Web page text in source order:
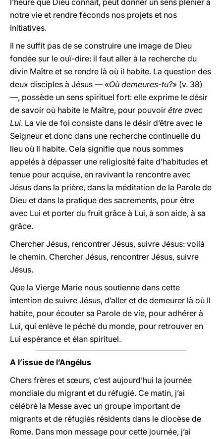
l’heure que Dieu connaît, peut donner un sens plénier à
notre vie et rendre féconds nos projets et nos
initiatives.
Il ne suffit pas de se construire une image de Dieu
fondée sur le ouï-dire: il faut aller à la recherche du
divin Maître et se rendre là où il habite. La question des
deux disciples à Jésus — «Où demeures-tu?» (v. 38)
—, possède un sens spirituel fort: elle exprime le désir
de savoir où habite le Maître, pour pouvoir être avec
Lui. La vie de foi consiste dans le désir d’être avec le
Seigneur et donc dans une recherche continuelle du
lieu où Il habite. Cela signifie que nous sommes
appelés à dépasser une religiosité faite d’habitudes et
tenue pour acquise, en ravivant la rencontre avec
Jésus dans la prière, dans la méditation de la Parole de
Dieu et dans la pratique des sacrements, pour être
avec Lui et porter du fruit grâce à Lui, à son aide, à sa
grâce.
Chercher Jésus, rencontrer Jésus, suivre Jésus: voilà
le chemin. Chercher Jésus, rencontrer Jésus, suivre
Jésus.
Que la Vierge Marie nous soutienne dans cette
intention de suivre Jésus, d’aller et de demeurer là où Il
habite, pour écouter sa Parole de vie, pour adhérer à
Lui, qui enlève le péché du monde, pour retrouver en
Lui espérance et élan spirituel.
A l’issue de l’Angélus
Chers frères et sœurs, c’est aujourd’hui la journée
mondiale du migrant et du réfugié. Ce matin, j’ai
célébré la Messe avec un groupe important de
migrants et de réfugiés résidents dans le diocèse de
Rome. Dans mon message pour cette journée, j’ai